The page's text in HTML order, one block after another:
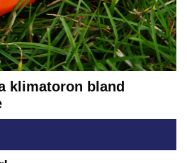
klimatoron bland